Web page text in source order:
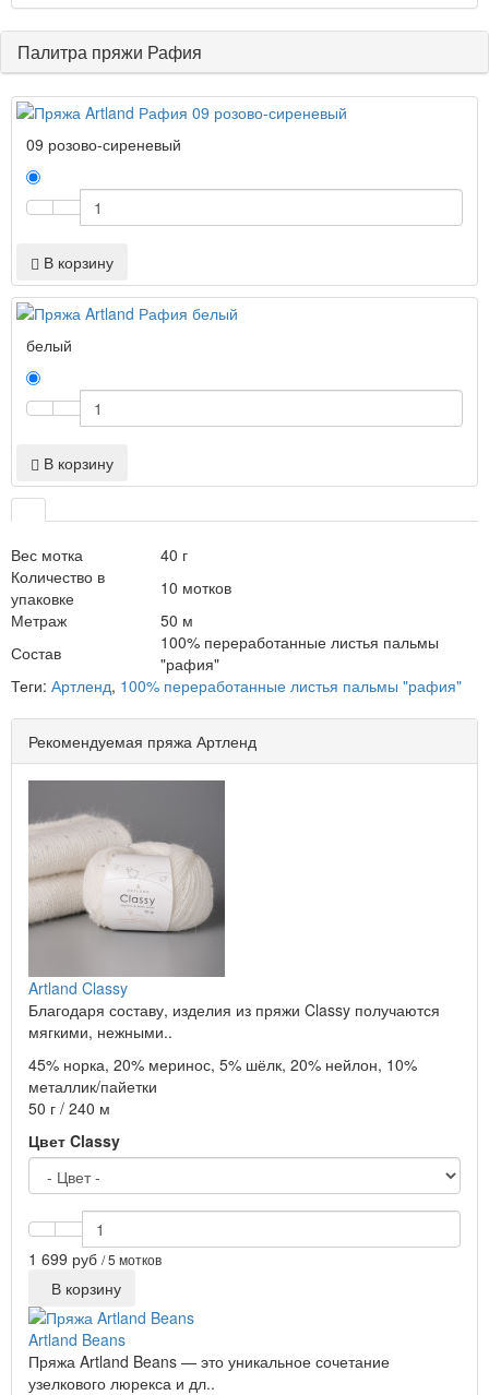
Палитра пряжи Рафия
09 розово-сиреневый
В корзину
белый
В корзину
Вес мотка
40 г
Количество в
упаковке
10 мотков
Метраж
50 м
Состав
100% переработанные листья пальмы
"рафия"
Теги: Артленд, 100% переработанные листья пальмы "рафия"
Рекомендуемая пряжа Артленд
Artland Classy
Благодаря составу, изделия из пряжи Classy получаются
мягкими, нежными..
45% норка, 20% меринос, 5% шёлк, 20% нейлон, 10%
металлик/пайетки
50 г / 240 м
Цвет Classy
1 699 руб / 5 мотков
В корзину
Artland Beans
Пряжа Artland Beans — это уникальное сочетание
узелкового люрекса и дл..